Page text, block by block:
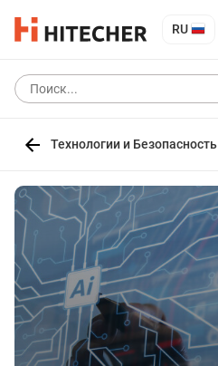
RU
Технологии и Безопасность